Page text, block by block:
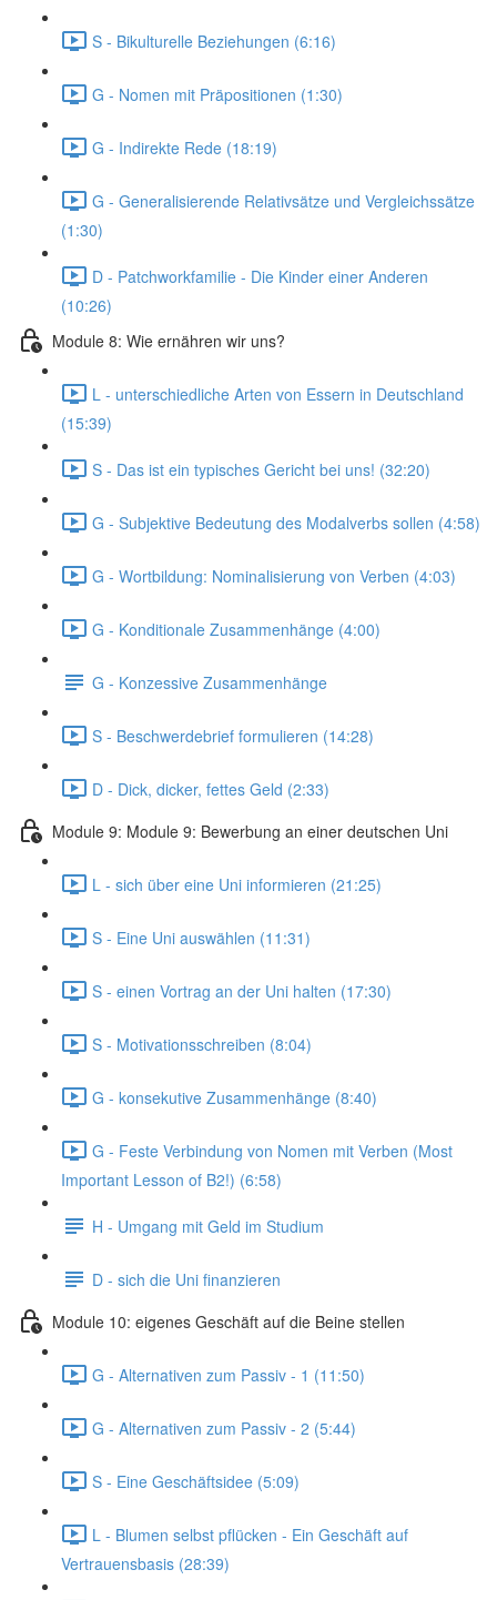
S - Bikulturelle Beziehungen (6:16)
G - Nomen mit Präpositionen (1:30)
G - Indirekte Rede (18:19)
G - Generalisierende Relativsätze und Vergleichssätze
(1:30)
D - Patchworkfamilie - Die Kinder einer Anderen
(10:26)
Module 8: Wie ernähren wir uns?
L - unterschiedliche Arten von Essern in Deutschland
(15:39)
S - Das ist ein typisches Gericht bei uns! (32:20)
G - Subjektive Bedeutung des Modalverbs sollen (4:58)
G - Wortbildung: Nominalisierung von Verben (4:03)
G - Konditionale Zusammenhänge (4:00)
G - Konzessive Zusammenhänge
S - Beschwerdebrief formulieren (14:28)
D - Dick, dicker, fettes Geld (2:33)
Module 9: Module 9: Bewerbung an einer deutschen Uni
L - sich über eine Uni informieren (21:25)
S - Eine Uni auswählen (11:31)
S - einen Vortrag an der Uni halten (17:30)
S - Motivationsschreiben (8:04)
G - konsekutive Zusammenhänge (8:40)
G - Feste Verbindung von Nomen mit Verben (Most
Important Lesson of B2!) (6:58)
H - Umgang mit Geld im Studium
D - sich die Uni finanzieren
Module 10: eigenes Geschäft auf die Beine stellen
G - Alternativen zum Passiv - 1 (11:50)
G - Alternativen zum Passiv - 2 (5:44)
S - Eine Geschäftsidee (5:09)
L - Blumen selbst pflücken - Ein Geschäft auf
Vertrauensbasis (28:39)